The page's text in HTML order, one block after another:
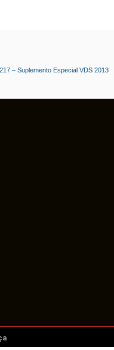
– Suplemento Especial VDS 2013